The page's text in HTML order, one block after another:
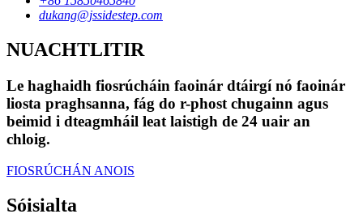
dukang@jssidestep.com
NUACHTLITIR
Le haghaidh fiosrúcháin faoinár dtáirgí nó faoinár
liosta praghsanna, fág do r-phost chugainn agus
beimid i dteagmháil leat laistigh de 24 uair an
chloig.
FIOSRÚCHÁN ANOIS
Sóisialta